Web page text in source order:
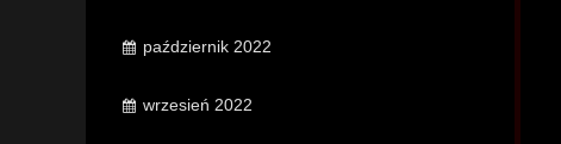
październik 2022
wrzesień 2022